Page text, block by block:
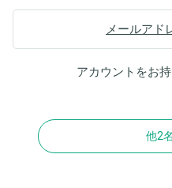
メールアド
アカウントをお
他2